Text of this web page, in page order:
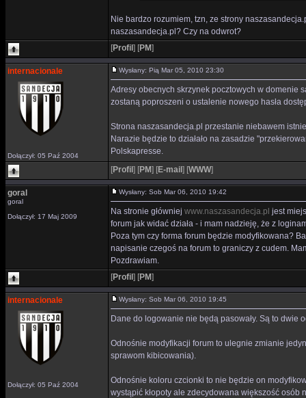
Nie bardzo rozumiem, tzn, ze strony
naszasandecja.pl? Czy na odwrot?
[Profil ] [PM]
internacionale
Dołączył: 05 Paź 2004
Wysłany: Pią Mar 05, 2010 23:30
Adresy obecnych skrzynek pocztowych w domenie
zostaną poproszeni o ustalenie nowego hasła
Strona naszasandecja.pl przestanie niebawem
Narazie będzie to działało na zasadzie
Polskapresse.
[Profil ] [PM] [E-mail ] [WWW]
goral
goral
Dołączył: 17 Maj 2009
Wysłany: Sob Mar 06, 2010 19:42
Na stronie główniej www.naszasandecja.pl jest
forum jak widać działa - i mam nadzieję, że z
Poza tym czy forma forum będzie modyfikowana?
napisanie czegoś na forum to graniczy z cudem.
Pozdrawiam.
[Profil ] [PM]
internacionale
Dołączył: 05 Paź 2004
Wysłany: Sob Mar 06, 2010 19:45
Dane do logowanie nie będą pasowały. Są to dwie
Odnośnie modyfikacji forum to ulegnie zmianie
sprawom kibicowania).
Odnośnie koloru czcionki to nie będzie on
wystąpić kłopoty ale zdecydowana większość